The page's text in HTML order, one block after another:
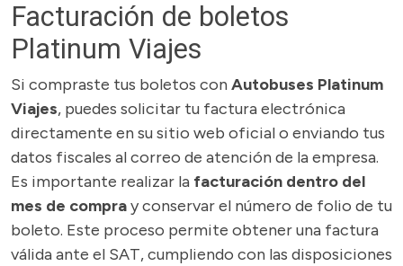
Facturación de boletos
Platinum Viajes
Si compraste tus boletos conAutobuses Platinum
Viajes, puedes solicitar tu factura electrónica
directamente en su sitio web oficial o enviando tus
datos fiscales al correo de atención de la empresa.
Es importante realizar la facturación dentro del
mes de compray conservar el número de folio de tu
boleto. Este proceso permite obtener una factura
válida ante el SAT, cumpliendo con las disposiciones